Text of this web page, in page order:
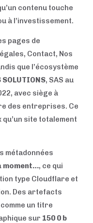
contenu touche
à l’investissement.
pages de
Contact, Nos
que l’écosystème
SOLUTIONS, SAS au
avec siège à
des entreprises. Ce
site totalement
métadonnées
moment…, ce qui
type Cloudflare et
Des artefacts
un titre
sur 150 0 b